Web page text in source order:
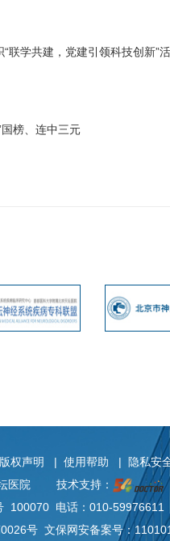
联学共建，党建引领科技创新”
榜、连中三元
版权声明 | 使用帮助 |
隐私安
坛医院 技术支持：
100070 电话：010-59976611
号 文保网安备案号：